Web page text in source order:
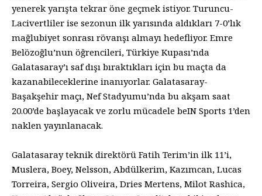
yenerek yarışta tekrar öne geçmek istiyor. Turuncu-
Lacivertliler ise sezonun ilk yarısında aldıkları 7-0’lık
mağlubiyet sonrası rövanşı almayı hedefliyor. Emre
Belözoğlu’nun öğrencileri, Türkiye Kupası’nda
Galatasaray’ı saf dışı bıraktıkları için bu maçta da
kazanabileceklerine inanıyorlar. Galatasaray-
Başakşehir maçı, Nef Stadyumu’nda bu akşam saat
20.00’de başlayacak ve zorlu mücadele beIN Sports 1’den
naklen yayınlanacak.
Galatasaray teknik direktörü Fatih Terim’in ilk 11’i,
Muslera, Boey, Nelsson, Abdülkerim, Kazımcan, Lucas
Torreira, Sergio Oliveira, Dries Mertens, Milot Rashica,